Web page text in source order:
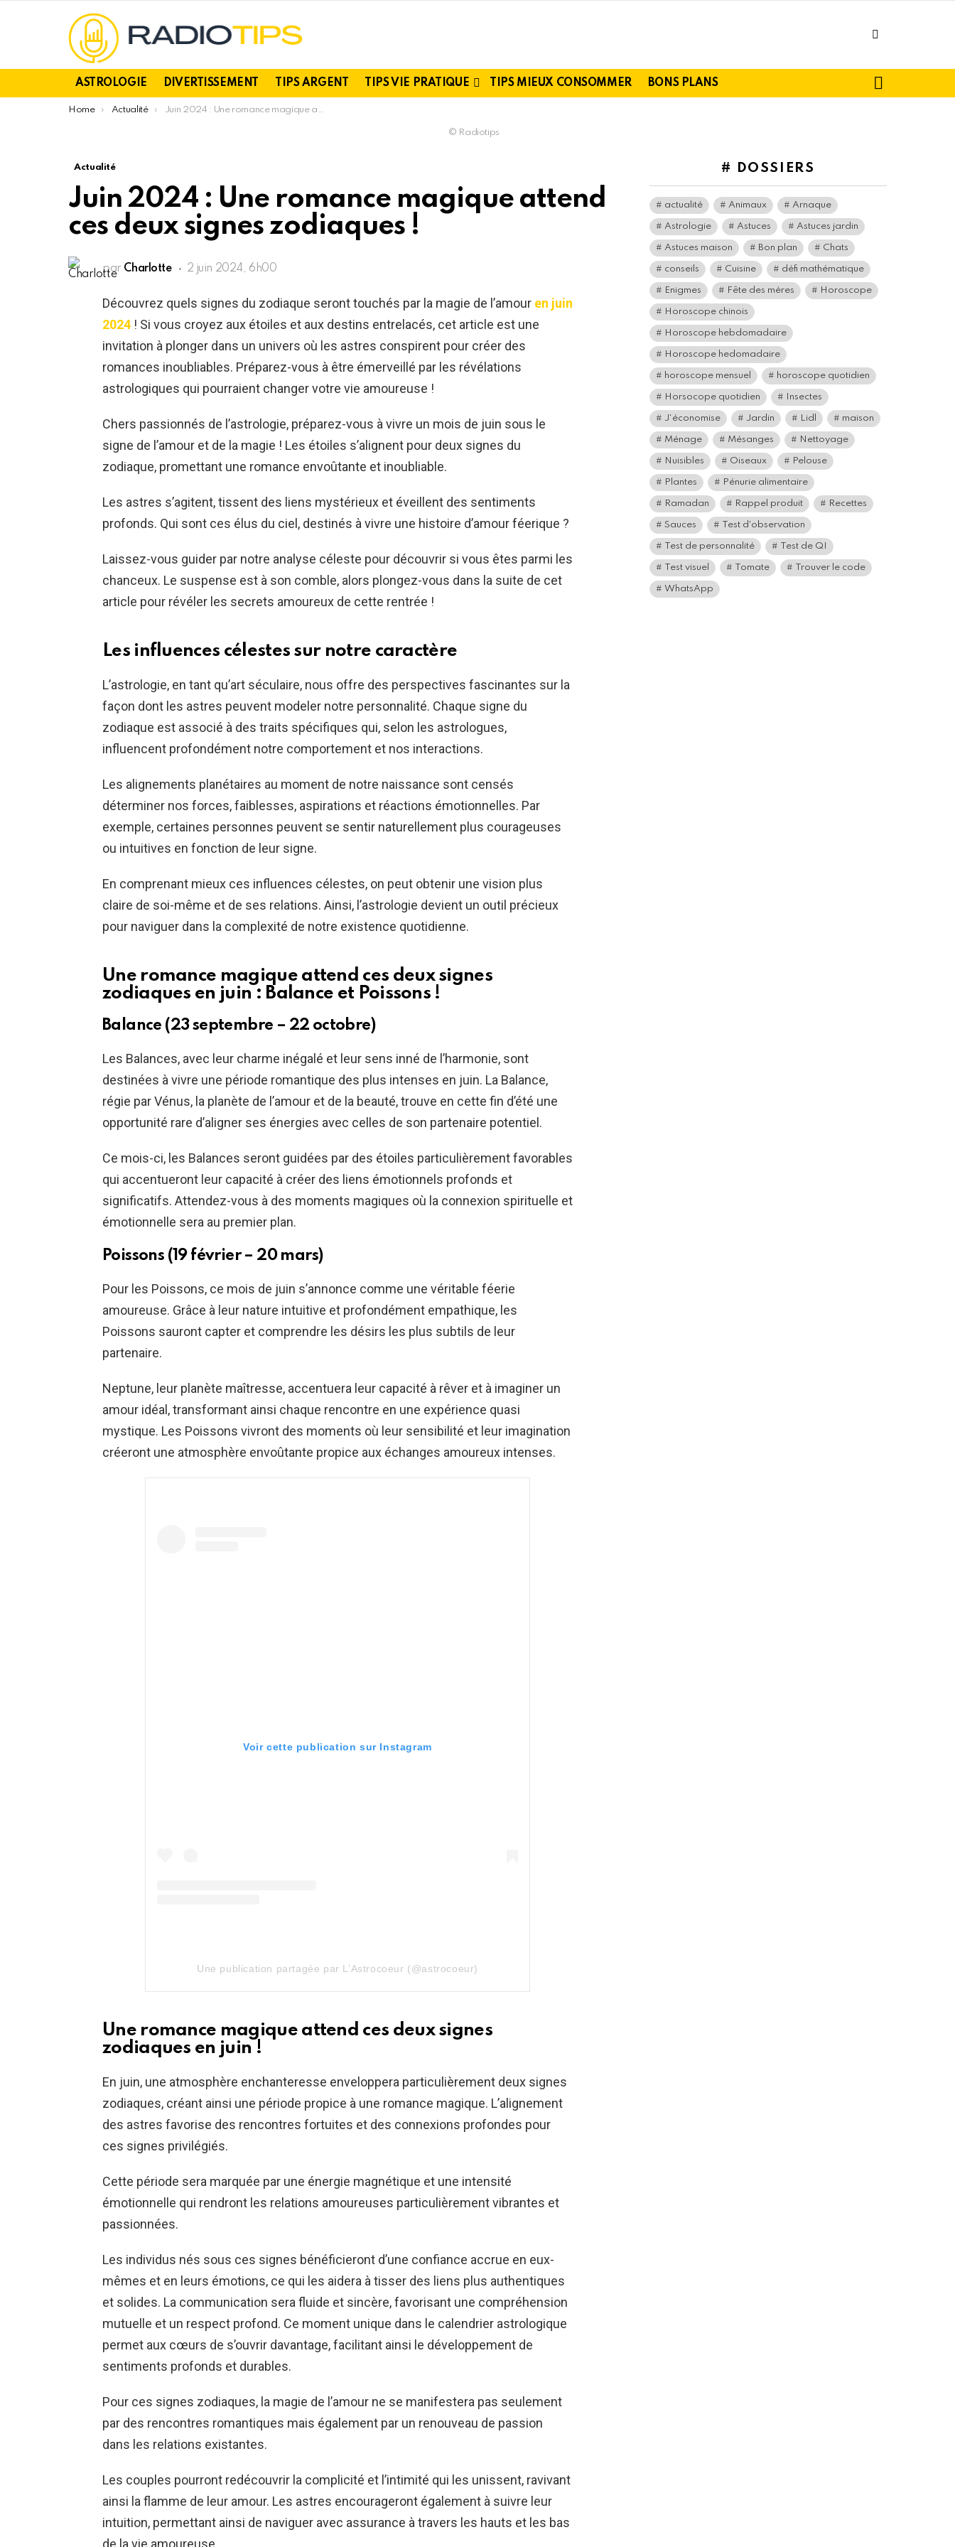
ASTROLOGIE DIVERTISSEMENT TIPS ARGENT TIPS VIE PRATIQUE TIPS MIEUX CONSOMMER BONS PLANS
You are here:
Home Actualité Juin 2024 : Une romance magique attend ces deux signes zodiaques !
© Radiotips
Actualité
Juin 2024 : Une romance magique attend
ces deux signes zodiaques !
par Charlotte 2 juin 2024, 6h00
Découvrez quels signes du zodiaque seront touchés par la magie de l’amour en juin
2024 ! Si vous croyez aux étoiles et aux destins entrelacés, cet article est une
invitation à plonger dans un univers où les astres conspirent pour créer des
romances inoubliables. Préparez-vous à être émerveillé par les révélations
astrologiques qui pourraient changer votre vie amoureuse !
Chers passionnés de l’astrologie, préparez-vous à vivre un mois de juin sous le
signe de l’amour et de la magie ! Les étoiles s’alignent pour deux signes du
zodiaque, promettant une romance envoûtante et inoubliable.
Les astres s’agitent, tissent des liens mystérieux et éveillent des sentiments
profonds. Qui sont ces élus du ciel, destinés à vivre une histoire d’amour féerique ?
Laissez-vous guider par notre analyse céleste pour découvrir si vous êtes parmi les
chanceux. Le suspense est à son comble, alors plongez-vous dans la suite de cet
article pour révéler les secrets amoureux de cette rentrée !
Les influences célestes sur notre caractère
L’astrologie, en tant qu’art séculaire, nous offre des perspectives fascinantes sur la
façon dont les astres peuvent modeler notre personnalité. Chaque signe du
zodiaque est associé à des traits spécifiques qui, selon les astrologues,
influencent profondément notre comportement et nos interactions.
Les alignements planétaires au moment de notre naissance sont censés
déterminer nos forces, faiblesses, aspirations et réactions émotionnelles. Par
exemple, certaines personnes peuvent se sentir naturellement plus courageuses
ou intuitives en fonction de leur signe.
En comprenant mieux ces influences célestes, on peut obtenir une vision plus
claire de soi-même et de ses relations. Ainsi, l’astrologie devient un outil précieux
pour naviguer dans la complexité de notre existence quotidienne.
Une romance magique attend ces deux signes
zodiaques en juin : Balance et Poissons !
Balance (23 septembre – 22 octobre)
Les Balances, avec leur charme inégalé et leur sens inné de l’harmonie, sont
destinées à vivre une période romantique des plus intenses en juin. La Balance,
régie par Vénus, la planète de l’amour et de la beauté, trouve en cette fin d’été une
opportunité rare d’aligner ses énergies avec celles de son partenaire potentiel.
Ce mois-ci, les Balances seront guidées par des étoiles particulièrement favorables
qui accentueront leur capacité à créer des liens émotionnels profonds et
significatifs. Attendez-vous à des moments magiques où la connexion spirituelle et
émotionnelle sera au premier plan.
Poissons (19 février – 20 mars)
Pour les Poissons, ce mois de juin s’annonce comme une véritable féerie
amoureuse. Grâce à leur nature intuitive et profondément empathique, les
Poissons sauront capter et comprendre les désirs les plus subtils de leur
partenaire.
Neptune, leur planète maîtresse, accentuera leur capacité à rêver et à imaginer un
amour idéal, transformant ainsi chaque rencontre en une expérience quasi
mystique. Les Poissons vivront des moments où leur sensibilité et leur imagination
créeront une atmosphère envoûtante propice aux échanges amoureux intenses.
Voir cette publication sur Instagram
Une publication partagée par L’Astrocoeur (@astrocoeur)
Une romance magique attend ces deux signes
zodiaques en juin !
En juin, une atmosphère enchanteresse enveloppera particulièrement deux signes
zodiaques, créant ainsi une période propice à une romance magique. L’alignement
des astres favorise des rencontres fortuites et des connexions profondes pour
ces signes privilégiés.
Cette période sera marquée par une énergie magnétique et une intensité
émotionnelle qui rendront les relations amoureuses particulièrement vibrantes et
passionnées.
Les individus nés sous ces signes bénéficieront d’une confiance accrue en eux-
mêmes et en leurs émotions, ce qui les aidera à tisser des liens plus authentiques
et solides. La communication sera fluide et sincère, favorisant une compréhension
mutuelle et un respect profond. Ce moment unique dans le calendrier astrologique
permet aux cœurs de s’ouvrir davantage, facilitant ainsi le développement de
sentiments profonds et durables.
Pour ces signes zodiaques, la magie de l’amour ne se manifestera pas seulement
par des rencontres romantiques mais également par un renouveau de passion
dans les relations existantes.
Les couples pourront redécouvrir la complicité et l’intimité qui les unissent, ravivant
ainsi la flamme de leur amour. Les astres encourageront également à suivre leur
intuition, permettant ainsi de naviguer avec assurance à travers les hauts et les bas
de la vie amoureuse.
# DOSSIERS
actualité Animaux Arnaque
Astrologie Astuces Astuces jardin
Astuces maison Bon plan Chats
conseils Cuisine défi mathématique
Enigmes Fête des mères Horoscope
Horoscope chinois
Horoscope hebdomadaire
Horoscope hedomadaire
horoscope mensuel horoscope quotidien
Horsocope quotidien Insectes
J'économise Jardin Lidl maison
Ménage Mésanges Nettoyage
Nuisibles Oiseaux Pelouse
Plantes Pénurie alimentaire
Ramadan Rappel produit Recettes
Sauces Test d'observation
Test de personnalité Test de QI
Test visuel Tomate Trouver le code
WhatsApp